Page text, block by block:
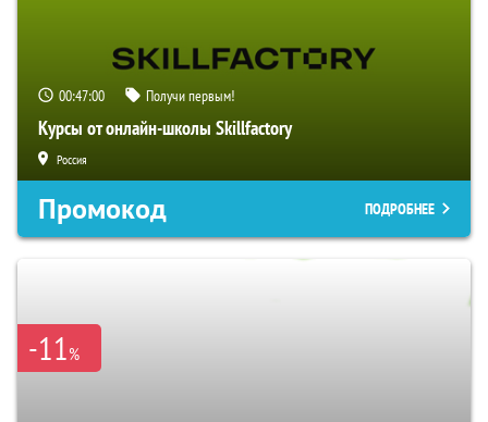
00:46:59 Получи первым!
Курсы от онлайн-школы Skillfactory
Россия
Промокод ПОДРОБНЕЕ
-11%